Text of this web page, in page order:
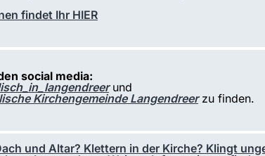
findet Ihr HIER
social media:
und
Kirchengemeinde Langendreerzu finden.
und Altar? Klettern in der Kirche? Klingt